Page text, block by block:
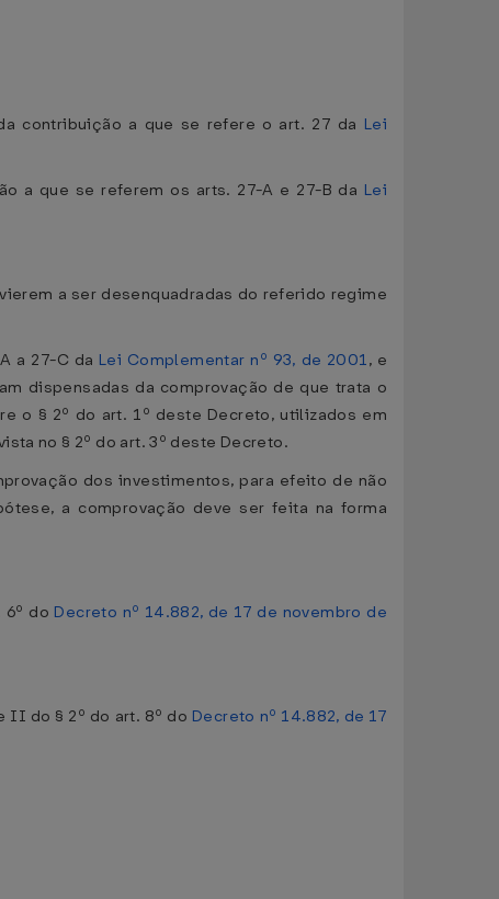
contribuição a que se refere o art. 27 da Lei
a que se referem os arts. 27-A e 27-B da Lei
a ser desenquadradas do referido regime
a 27-C da Lei Complementar nº 93, de 2001, e
dispensadas da comprovação de que trata o
o § 2º do art. 1º deste Decreto, utilizados em
no § 2º do art. 3º deste Decreto.
dos investimentos, para efeito de não
a comprovação deve ser feita na forma
do Decreto nº 14.882, de 17 de novembro de
II do § 2º do art. 8º do Decreto nº 14.882, de 17